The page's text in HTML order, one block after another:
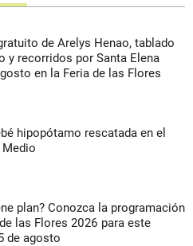
de Arelys Henao, tablado
y recorridos por Santa Elena
en la Feria de las Flores
hipopótamo rescatada en el
Medio
plan? Conozca la programación
las Flores 2026 para este
de agosto